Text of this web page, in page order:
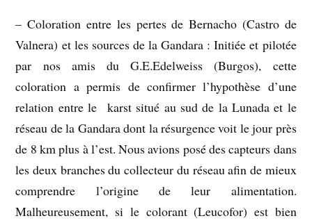
– Coloration entre les pertes de Bernacho (Castro de
Valnera) et les sources de la Gandara : Initiée et pilotée
par nos amis du G.E.Edelweiss (Burgos), cette
coloration a permis de confirmer l’hypothèse d’une
relation entre le karst situé au sud de la Lunada et le
réseau de la Gandara dont la résurgence voit le jour près
de 8 km plus à l’est. Nous avions posé des capteurs dans
les deux branches du collecteur du réseau afin de mieux
comprendre l’origine de leur alimentation.
Malheureusement, si le colorant (Leucofor) est bien